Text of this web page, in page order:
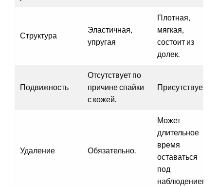
Структура
Эластичная,
упругая
Плотная,
мягкая,
состоит из
долек.
Подвижность
Отсутствует по
причине спайки
с кожей.
Присутствует.
Удаление Обязательно.
Может
длительное
время
оставаться
под
наблюдением.